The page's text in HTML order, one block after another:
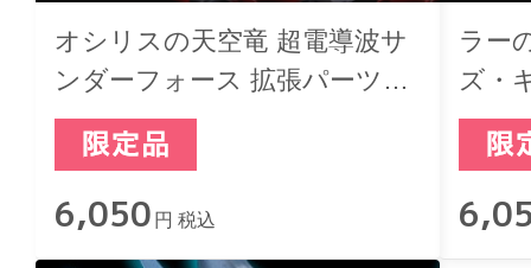
オシリスの天空竜 超電導波サ
ンダーフォース 拡張パーツセ
ット
6,050 円 税込
ラー
ズ・
ト